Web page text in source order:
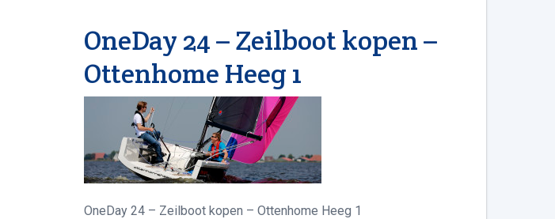
OneDay 24 – Zeilboot kopen –
Ottenhome Heeg 1
OneDay 24 – Zeilboot kopen – Ottenhome Heeg 1